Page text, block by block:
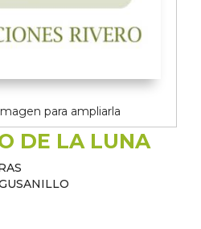
para ampliarla
DE LA LUNA